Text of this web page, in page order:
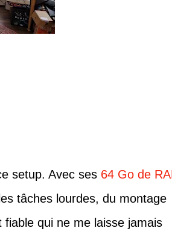
setup. Avec ses 64 Go de
tâches lourdes, du montage
qui ne me laisse jamais